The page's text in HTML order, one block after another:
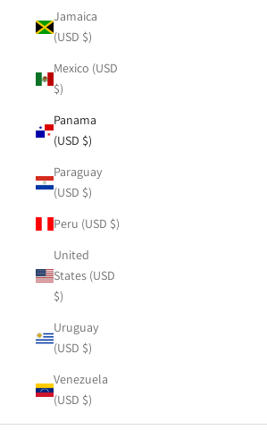
Jamaica
(USD $)
Mexico (USD
$)
Panama
(USD $)
Paraguay
(USD $)
Peru (USD $)
United
States (USD
$)
Uruguay
(USD $)
Venezuela
(USD $)